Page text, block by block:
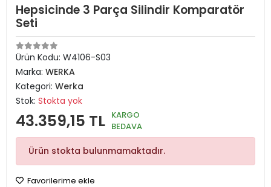
Hepsicinde 3 Parça Silindir Komparatör
Seti
Ürün Kodu: W4106-S03
Marka: WERKA
Kategori: Werka
Stok: Stokta yok
43.359,15 TL KARGO
BEDAVA
Ürün stokta bulunmamaktadır.
Favorilerime ekle